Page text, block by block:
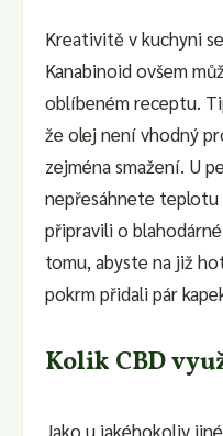
Kreativitě v kuchyni
Kanabinoid ovšem
oblíbeném receptu.
že olej není vhodný
zejména smažení. U
nepřesáhnete teplotu
připravili o
tomu, abyste na již
pokrm přidali pár
Kolik CBD
Jako u jakéhokoliv